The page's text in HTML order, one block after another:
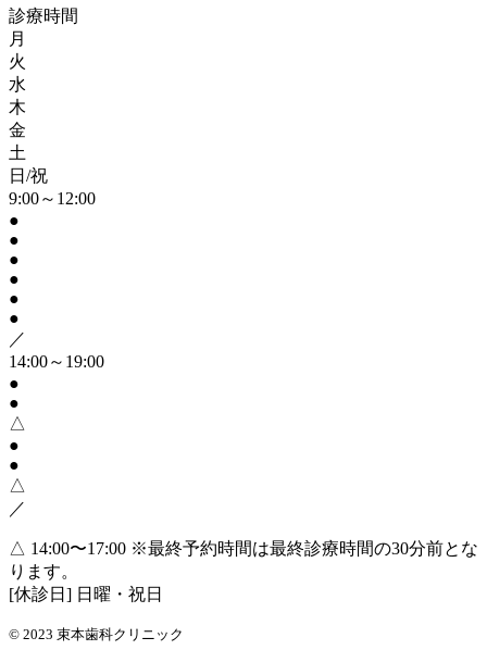
診療時間
月
火
水
木
金
土
日/祝
9:00～12:00
●
●
●
●
●
●
／
14:00～19:00
●
●
△
●
●
△
／
△ 14:00〜17:00 ※最終予約時間は最終診療時間の30分前とな
ります。
[休診日] 日曜・祝日
© 2023 束本歯科クリニック